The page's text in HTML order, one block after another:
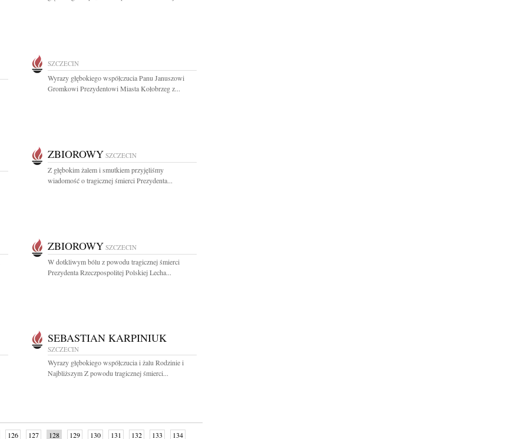
SZCZECIN
Wyrazy głębokiego współczucia Panu Januszowi
Gromkowi Prezydentowi Miasta Kołobrzeg z...
ZBIOROWY SZCZECIN
Z głębokim żalem i smutkiem przyjęliśmy
wiadomość o tragicznej śmierci Prezydenta...
ZBIOROWY SZCZECIN
W dotkliwym bólu z powodu tragicznej śmierci
Prezydenta Rzeczpospolitej Polskiej Lecha...
SEBASTIAN KARPINIUK
SZCZECIN
Wyrazy głębokiego współczucia i żalu Rodzinie i
Najbliższym Z powodu tragicznej śmierci...
126 127 128 129 130 131 132 133 134